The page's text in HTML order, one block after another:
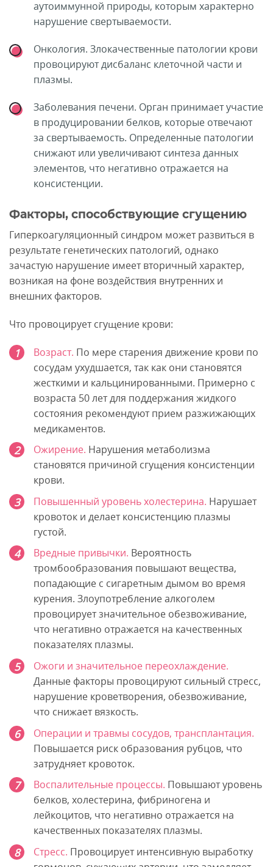
аутоиммунной природы, которым характерно
нарушение свертываемости.
Онкология. Злокачественные патологии крови
провоцируют дисбаланс клеточной части и
плазмы.
Заболевания печени. Орган принимает участие
в продуцировании белков, которые отвечают
за свертываемость. Определенные патологии
снижают или увеличивают синтеза данных
элементов, что негативно отражается на
консистенции.
Факторы, способствующие сгущению
Гиперкоагуляционный синдром может развиться в
результате генетических патологий, однако
зачастую нарушение имеет вторичный характер,
возникая на фоне воздействия внутренних и
внешних факторов.
Что провоцирует сгущение крови:
Возраст. По мере старения движение крови по
сосудам ухудшается, так как они становятся
жесткими и кальцинированными. Примерно с
возраста 50 лет для поддержания жидкого
состояния рекомендуют прием разжижающих
медикаментов.
Ожирение. Нарушения метаболизма
становятся причиной сгущения консистенции
крови.
Повышенный уровень холестерина. Нарушает
кровоток и делает консистенцию плазмы
густой.
Вредные привычки. Вероятность
тромбообразования повышают вещества,
попадающие с сигаретным дымом во время
курения. Злоупотребление алкоголем
провоцирует значительное обезвоживание,
что негативно отражается на качественных
показателях плазмы.
Ожоги и значительное переохлаждение.
Данные факторы провоцируют сильный стресс,
нарушение кроветворения, обезвоживание,
что снижает вязкость.
Операции и травмы сосудов, трансплантация.
Повышается риск образования рубцов, что
затрудняет кровоток.
Воспалительные процессы. Повышают уровень
белков, холестерина, фибриногена и
лейкоцитов, что негативно отражается на
качественных показателях плазмы.
Стресс. Провоцирует интенсивную выработку